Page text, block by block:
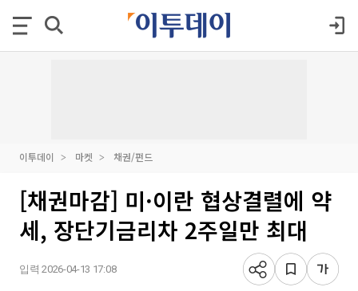
이투데이 마켓 채권/펀드
[채권마감] 미·이란 협상결렬에 약
세, 장단기금리차 2주일만 최대
입력 2026-04-13 17:08